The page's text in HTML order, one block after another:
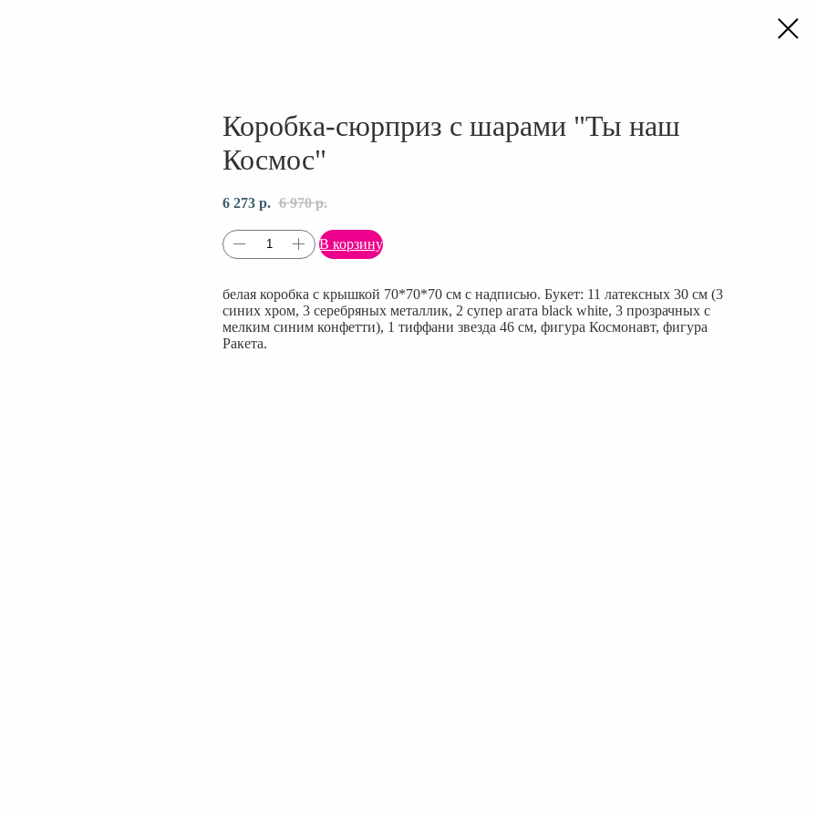
Коробка-сюрприз с шарами "Ты наш
Космос"
6 273 р. 6 970 р.
В корзину
белая коробка с крышкой 70*70*70 см с надписью. Букет: 11 латексных 30 см (3
синих хром, 3 серебряных металлик, 2 супер агата black white, 3 прозрачных с
мелким синим конфетти), 1 тиффани звезда 46 см, фигура Космонавт, фигура
Ракета.